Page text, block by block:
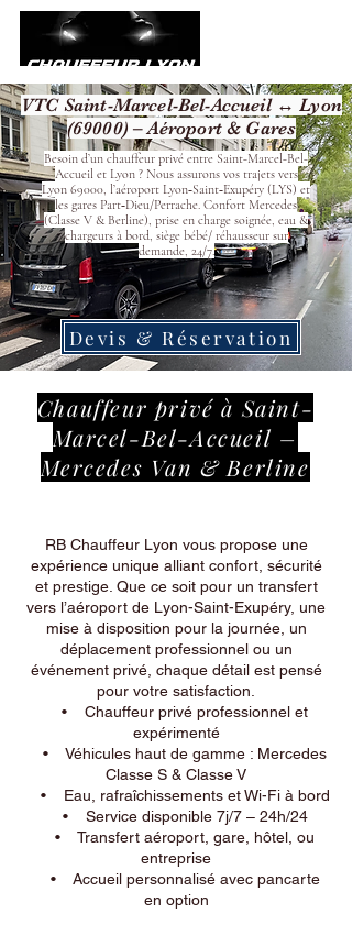
VTC Saint-Marcel-Bel-Accueil ↔ Lyon
(69000) – Aéroport & Gares
Besoin d’un chauffeur privé entre Saint-Marcel-Bel-
Accueil et Lyon ? Nous assurons vos trajets vers
Lyon 69000, l’aéroport Lyon‑Saint‑Exupéry (LYS) et
les gares Part‑Dieu/Perrache. Confort Mercedes
(Classe V & Berline), prise en charge soignée, eau &
chargeurs à bord, siège bébé/ réhausseur sur
demande, 24/7.
Devis & Réservation
Chauffeur privé à Saint-
Marcel-Bel-Accueil –
Mercedes Van & Berline
RB Chauffeur Lyon vous propose une
expérience unique alliant confort, sécurité
et prestige. Que ce soit pour un transfert
vers l’aéroport de Lyon-Saint-Exupéry, une
mise à disposition pour la journée, un
déplacement professionnel ou un
événement privé, chaque détail est pensé
pour votre satisfaction.
• Chauffeur privé professionnel et
expérimenté
• Véhicules haut de gamme : Mercedes
Classe S & Classe V
• Eau, rafraîchissements et Wi-Fi à bord
• Service disponible 7j/7 – 24h/24
• Transfert aéroport, gare, hôtel, ou
entreprise
• Accueil personnalisé avec pancarte
en option